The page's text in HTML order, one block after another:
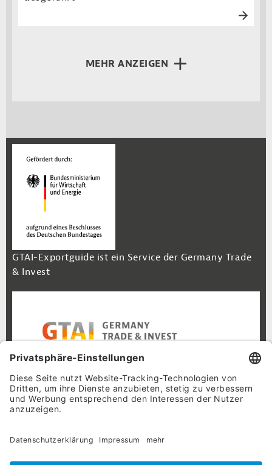
MEHR ANZEIGEN
GTAI-Exportguide ist ein Service der Germany Trade
& Invest
Footer Navigation
Inhalt
Cookie-Einstellungen
Datenschutz